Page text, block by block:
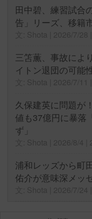
田中碧、練習試合
告」リーズ、移籍
三笘薫、事故によ
イトン退団の可能
久保建英に問題が
値も37億円に暴落
ず」
浦和レッズから町
佑介が意味深メッ